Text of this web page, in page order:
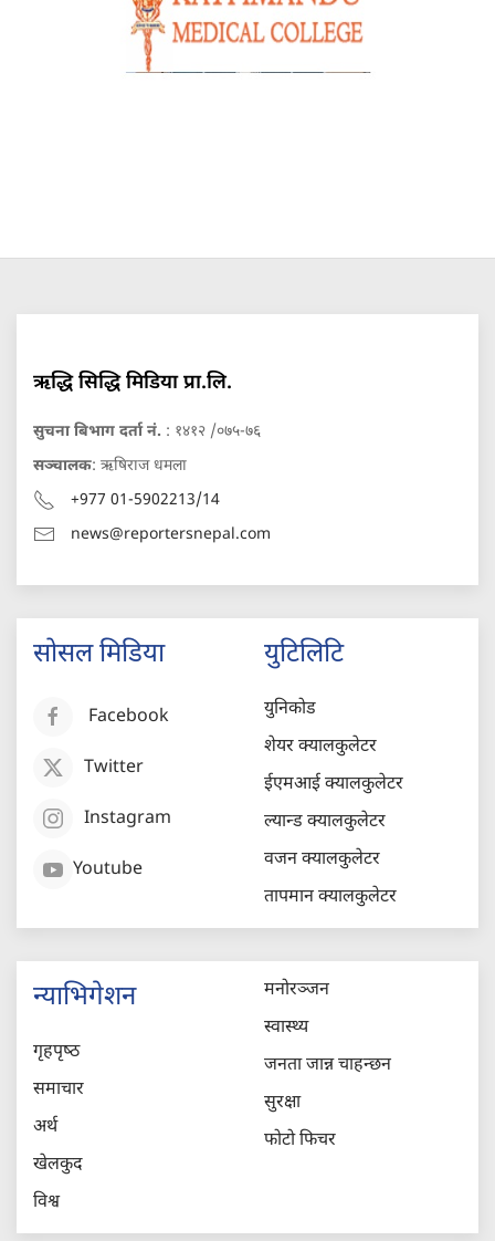
ऋद्धि सिद्धि मिडिया प्रा.लि.
सुचना बिभाग दर्ता नं. : १४१२ /०७५-७६
सञ्चालक: ऋषिराज धमला
+977 01-5902213/14
news@reportersnepal.com
सोसल मिडिया
Facebook
Twitter
Instagram
Youtube
युटिलिटि
युनिकोड
शेयर क्यालकुलेटर
ईएमआई क्यालकुलेटर
ल्यान्ड क्यालकुलेटर
वजन क्यालकुलेटर
तापमान क्यालकुलेटर
न्याभिगेशन
गृहपृष्‍ठ
समाचार
अर्थ
खेलकुद
विश्व
मनोरञ्जन
स्वास्थ्य
जनता जान्न चाहन्छन
सुरक्षा
फोटो फिचर